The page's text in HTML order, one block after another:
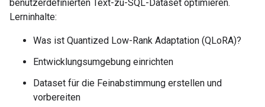
benutzerdefinierten Text-zu-SQL-Dataset optimieren.
Lerninhalte:
Was ist Quantized Low-Rank Adaptation (QLoRA)?
Entwicklungsumgebung einrichten
Dataset für die Feinabstimmung erstellen und
vorbereiten